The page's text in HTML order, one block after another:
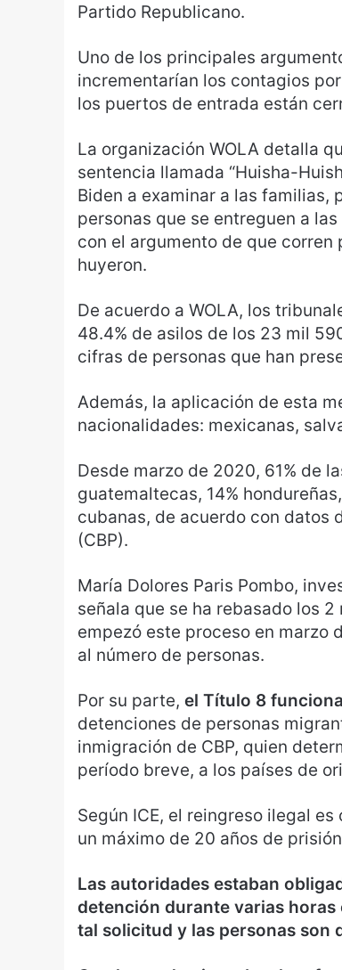
Partido Republicano.
Uno de los principales
incrementarían los contagios
los puertos de entrada están
La organización WOLA detalla
sentencia llamada “Huisha-
Biden a examinar a las
personas que se entreguen a
con el argumento de que
huyeron.
De acuerdo a WOLA, los
48.4% de asilos de los 23 mil
cifras de personas que han
Además, la aplicación de esta
nacionalidades: mexicanas,
Desde marzo de 2020, 61% de
guatemaltecas, 14%
cubanas, de acuerdo con datos
(CBP).
María Dolores Paris Pombo,
señala que se ha rebasado los
empezó este proceso en marzo
al número de personas.
Por su parte, el Título 8 funciona
detenciones de personas
inmigración de CBP, quien
período breve, a los países de
Según ICE, el reingreso ilegal
un máximo de 20 años de
Las autoridades estaban
detención durante varias
tal solicitud y las personas son